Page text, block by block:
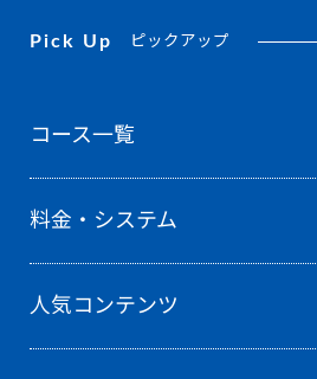
Pick Up ピックアップ
料金・システム
コース一覧
人気コンテンツ